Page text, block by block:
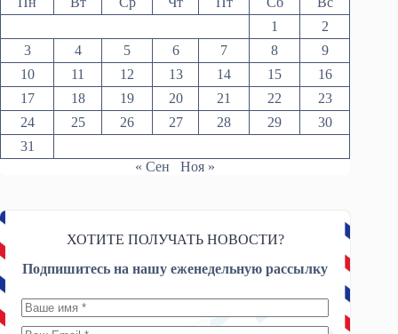
1
2
3
4 5 6 7 8
9
10
11 12 13 14 15
16
17
18 19 20 21 22
23
24
25 26 27 28 29
30
31
« Сен
Ноя »
ХОТИТЕ ПОЛУЧАТЬ НОВОСТИ?
Подпишитесь на нашу еженедельную рассылку